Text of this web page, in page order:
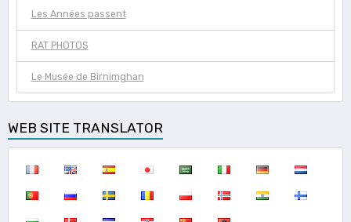
Les Années passent
RAT PHOTOS
Le Musée de Birnimghan
WEB SITE TRANSLATOR